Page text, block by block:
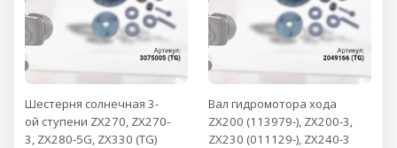
Шестерня солнечная 3-
ой ступени ZX270, ZX270-
3, ZX280-5G, ZX330 (TG)
Вал гидромотора хода
ZX200 (113979-), ZX200-3,
ZX230 (011129-), ZX240-3